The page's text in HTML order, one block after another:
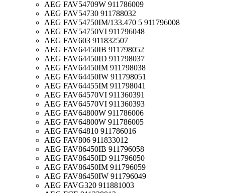
AEG FAV54709W 911786009
AEG FAV54730 911788032
AEG FAV54750IM/133.470 5 911796008
AEG FAV54750VI 911796048
AEG FAV603 911832507
AEG FAV64450IB 911798052
AEG FAV64450ID 911798037
AEG FAV64450IM 911798038
AEG FAV64450IW 911798051
AEG FAV64455IM 911798041
AEG FAV64570VI 911360391
AEG FAV64570VI 911360393
AEG FAV64800W 911786006
AEG FAV64800W 911786005
AEG FAV64810 911786016
AEG FAV806 911833012
AEG FAV86450IB 911796058
AEG FAV86450ID 911796050
AEG FAV86450IM 911796059
AEG FAV86450IW 911796049
AEG FAVG320 911881003